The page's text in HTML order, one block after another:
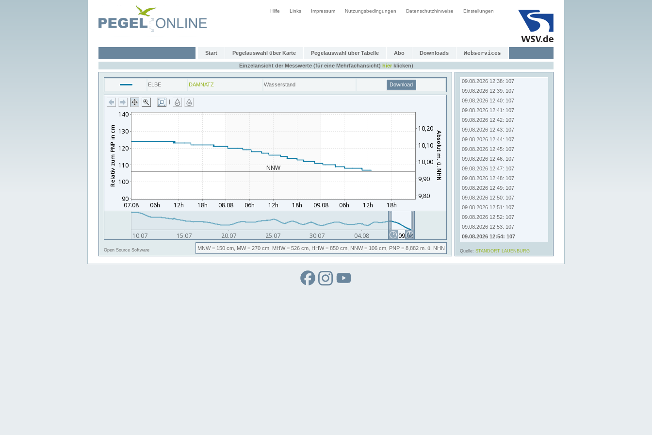
Hilfe Links Impressum Nutzungsbedingungen Datenschutzhinweise Einstellungen
Start Pegelauswahl über Karte Pegelauswahl über Tabelle Abo Downloads Webservices
Einzelansicht der Messwerte (für eine Mehrfachansicht) hierklicken)
ELBE DAMNATZ Wasserstand Download
| |
Open Source Software MNW= 150 cm, MW= 270 cm, MHW= 526 cm, HHW= 850 cm, NNW= 106 cm, PNP = 8,882 m. ü. NHN
09.08.2026 12:31: 107
09.08.2026 12:35: 107
09.08.2026 12:36: 107
09.08.2026 12:37: 107
09.08.2026 12:38: 107
09.08.2026 12:39: 107
09.08.2026 12:40: 107
09.08.2026 12:41: 107
09.08.2026 12:42: 107
09.08.2026 12:43: 107
09.08.2026 12:44: 107
09.08.2026 12:45: 107
09.08.2026 12:46: 107
09.08.2026 12:47: 107
09.08.2026 12:48: 107
09.08.2026 12:49: 107
09.08.2026 12:50: 107
09.08.2026 12:51: 107
09.08.2026 12:52: 107
09.08.2026 12:53: 107
09.08.2026 12:54: 107
Quelle: STANDORT LAUENBURG